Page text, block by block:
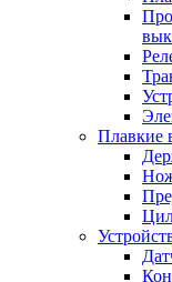
Плавкие